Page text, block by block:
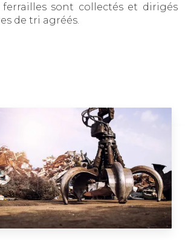
sont collectés et dirigés
de tri agréés.